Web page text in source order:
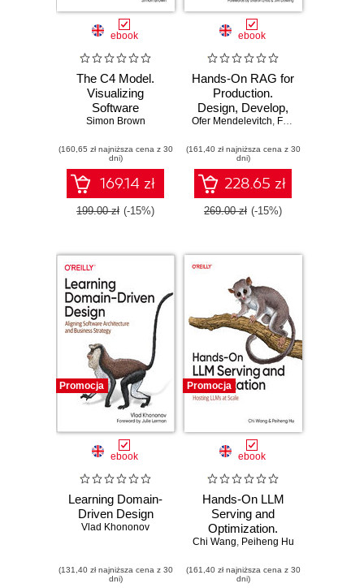
ebook
The C4 Model.
Visualizing
Software
Architecture
Simon Brown
(160,65 zł najniższa cena z 30
dni)
169.14 zł
199.00 zł (-15%)
ebook
Hands-On RAG for
Production.
Design, Develop,
and Deploy
RAG Applications
Ofer Mendelevitch, Forrest Sheng Bao
(161,40 zł najniższa cena z 30
dni)
228.65 zł
269.00 zł (-15%)
Promocja
ebook
Learning Domain-
Driven Design
Vlad Khononov
(131,40 zł najniższa cena z 30
dni)
Promocja
ebook
Hands-On LLM
Serving and
Optimization.
Hosting LLMs at
Chi Wang, Peiheng Hu
(161,40 zł najniższa cena z 30
dni)